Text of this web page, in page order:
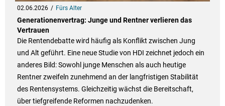
02.06.2026 Fürs Alter
Generationenvertrag: Junge und Rentner verlieren das
Vertrauen
Die Rentendebatte wird häufig als Konflikt zwischen Jung
und Alt geführt. Eine neue Studie von HDI zeichnet jedoch ein
anderes Bild: Sowohl junge Menschen als auch heutige
Rentner zweifeln zunehmend an der langfristigen Stabilität
des Rentensystems. Gleichzeitig wächst die Bereitschaft,
über tiefgreifende Reformen nachzudenken.